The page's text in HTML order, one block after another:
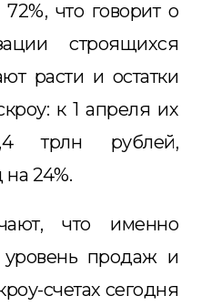
72%, что говорит о
строящихся
расти и остатки
к 1 апреля их
трлн рублей,
24%.
что именно
уровень продаж и
счетах сегодня